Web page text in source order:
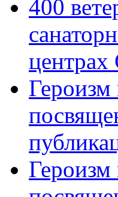
400
центрах
Героизм
Героизм